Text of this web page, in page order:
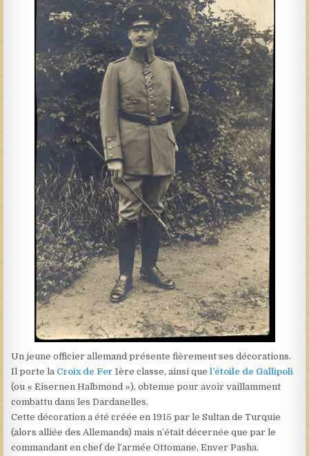
Un jeune officier allemand présente fièrement ses décorations.
Il porte la Croix de Fer 1ère classe, ainsi quel’étoile de Gallipoli
(ou « Eisernen Halbmond »), obtenue pour avoir vaillamment
combattu dans les Dardanelles.
Cette décoration a été créée en 1915 par le Sultan de Turquie
(alors alliée des Allemands) mais n’était décernée que par le
commandant en chef de l’armée Ottomane, Enver Pasha.